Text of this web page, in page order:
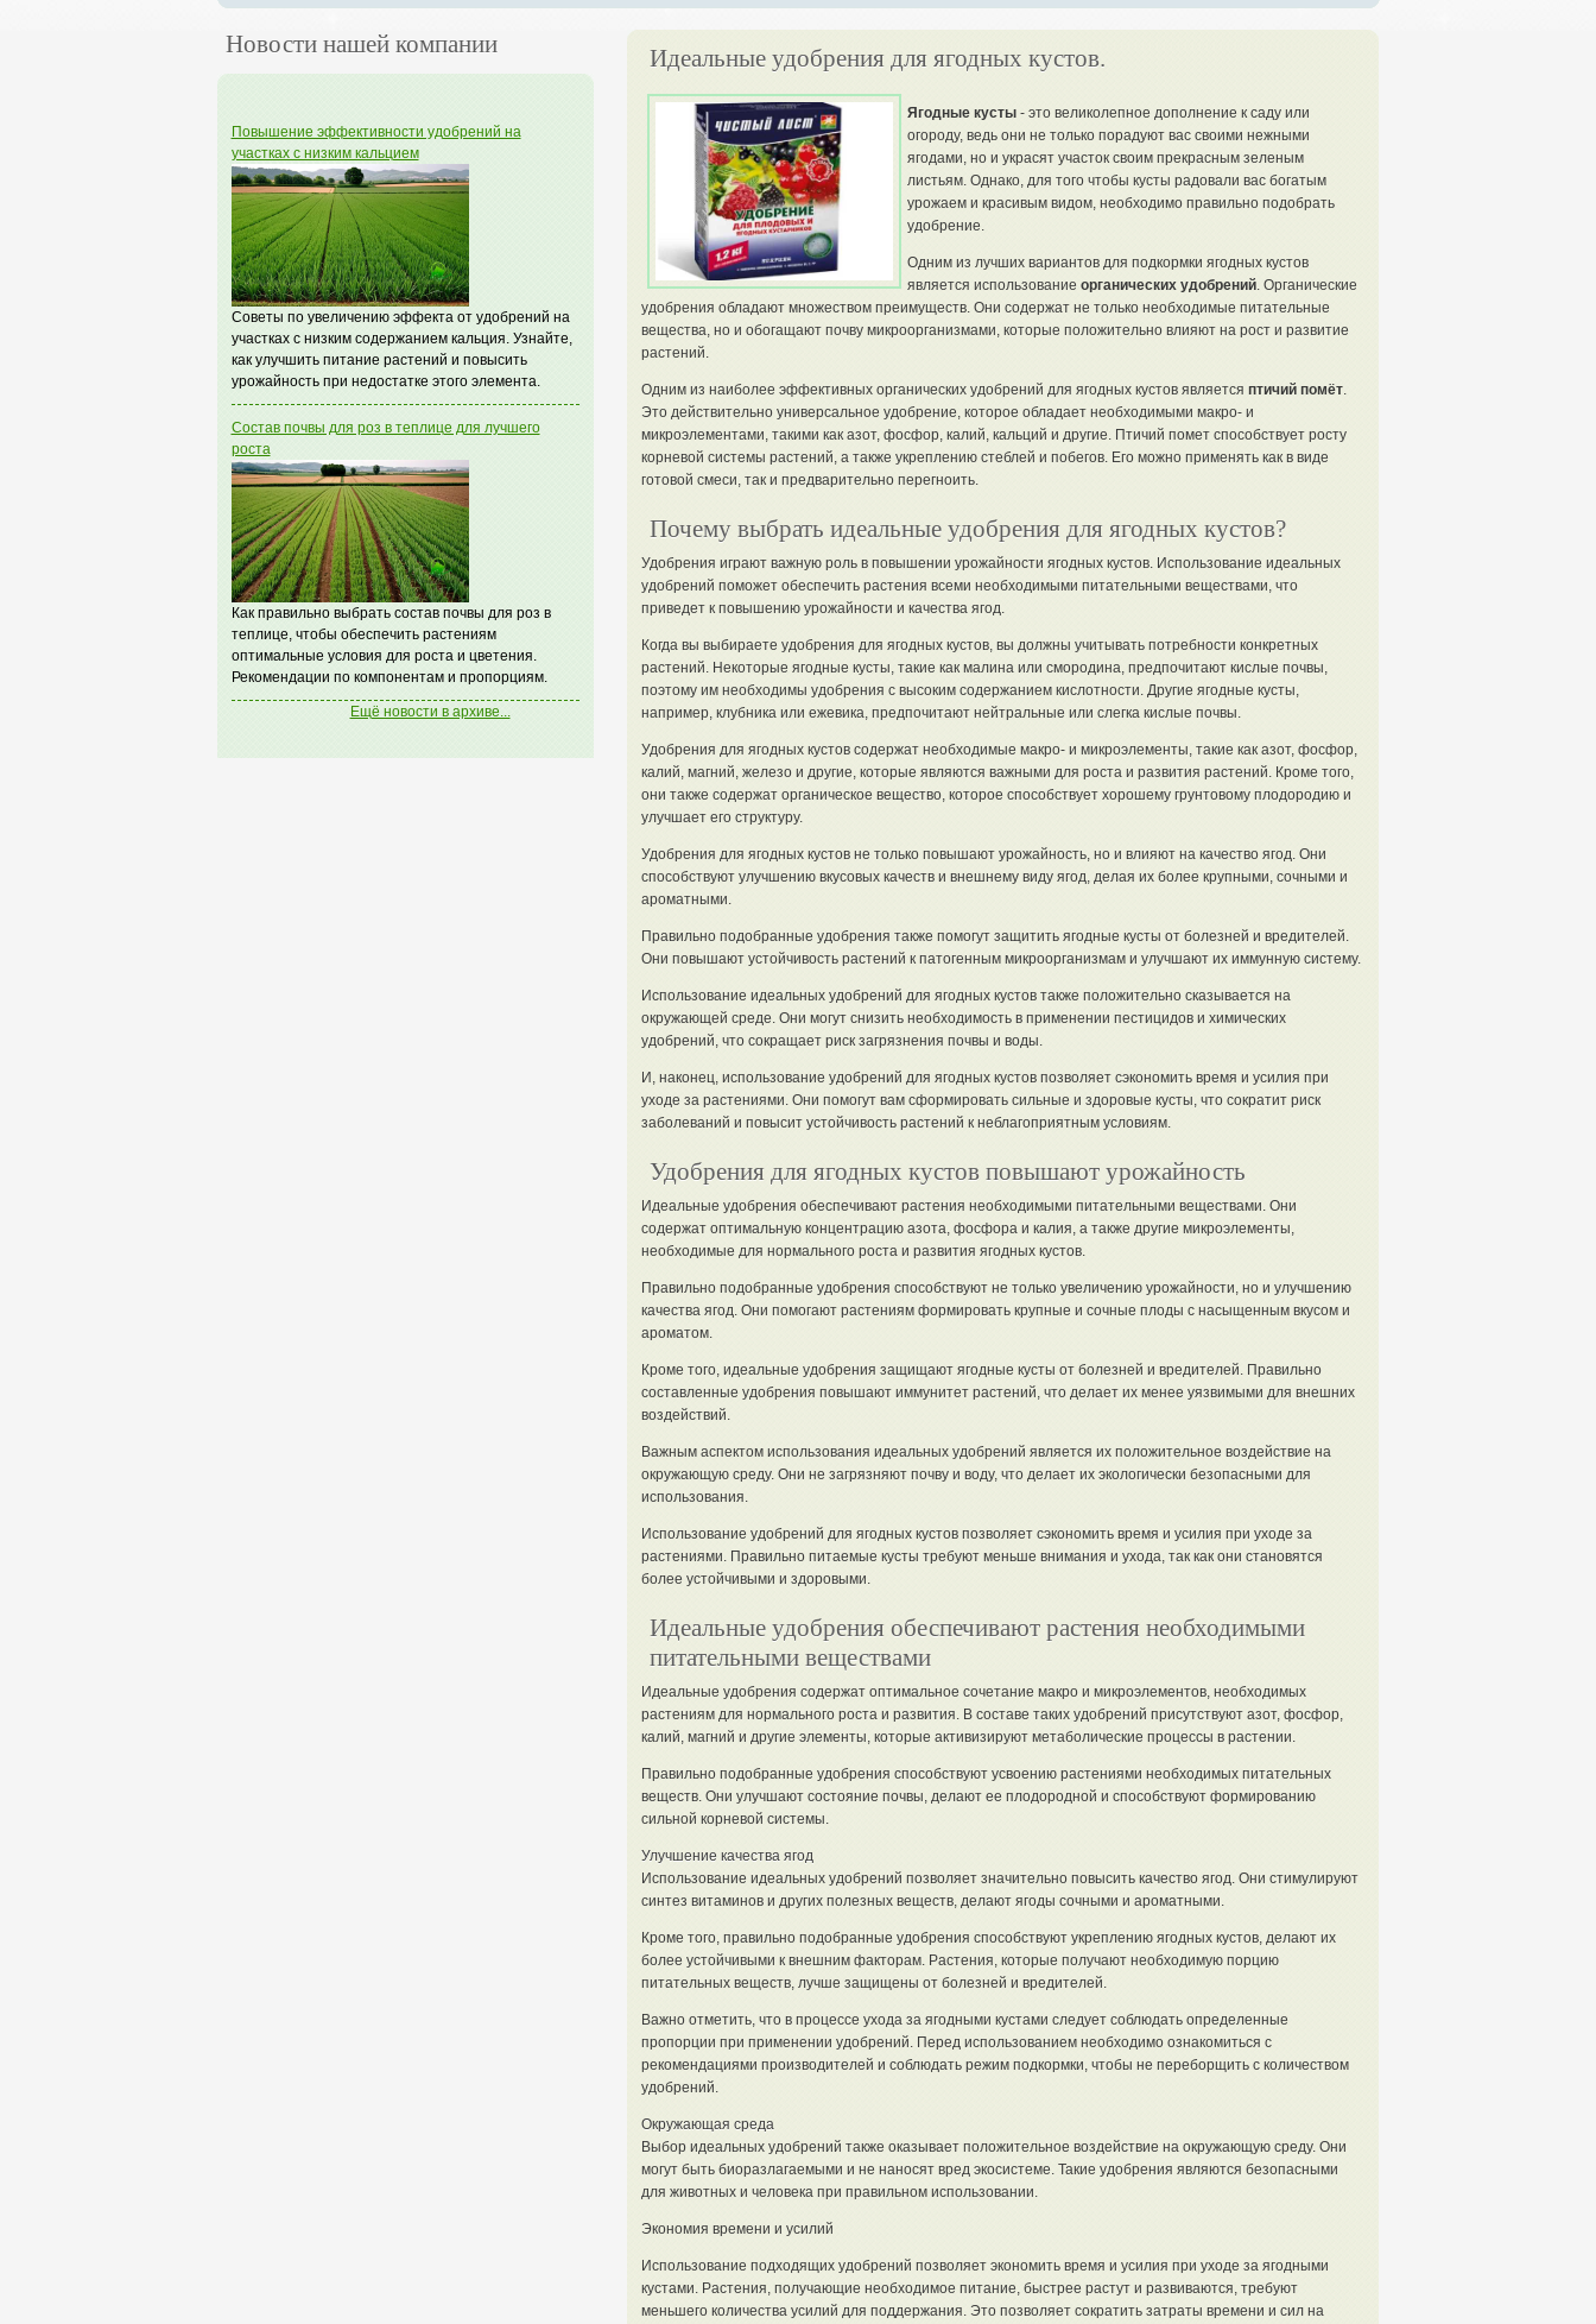
Новости нашей компании
Повышение эффективности удобрений на
участках с низким кальцием
Советы по увеличению эффекта от удобрений на
участках с низким содержанием кальция. Узнайте,
как улучшить питание растений и повысить
урожайность при недостатке этого элемента.
Состав почвы для роз в теплице для лучшего
роста
Как правильно выбрать состав почвы для роз в
теплице, чтобы обеспечить растениям
оптимальные условия для роста и цветения.
Рекомендации по компонентам и пропорциям.
Ещё новости в архиве...
Идеальные удобрения для ягодных кустов.
Ягодные кусты- это великолепное дополнение к саду или
огороду, ведь они не только порадуют вас своими нежными
ягодами, но и украсят участок своим прекрасным зеленым
листьям. Однако, для того чтобы кусты радовали вас богатым
урожаем и красивым видом, необходимо правильно подобрать
удобрение.
Одним из лучших вариантов для подкормки ягодных кустов
является использование органических удобрений. Органические
удобрения обладают множеством преимуществ. Они содержат не только необходимые питательные
вещества, но и обогащают почву микроорганизмами, которые положительно влияют на рост и развитие
растений.
Одним из наиболее эффективных органических удобрений для ягодных кустов является птичий помёт.
Это действительно универсальное удобрение, которое обладает необходимыми макро- и
микроэлементами, такими как азот, фосфор, калий, кальций и другие. Птичий помет способствует росту
корневой системы растений, а также укреплению стеблей и побегов. Его можно применять как в виде
готовой смеси, так и предварительно перегноить.
Почему выбрать идеальные удобрения для ягодных кустов?
Удобрения играют важную роль в повышении урожайности ягодных кустов. Использование идеальных
удобрений поможет обеспечить растения всеми необходимыми питательными веществами, что
приведет к повышению урожайности и качества ягод.
Когда вы выбираете удобрения для ягодных кустов, вы должны учитывать потребности конкретных
растений. Некоторые ягодные кусты, такие как малина или смородина, предпочитают кислые почвы,
поэтому им необходимы удобрения с высоким содержанием кислотности. Другие ягодные кусты,
например, клубника или ежевика, предпочитают нейтральные или слегка кислые почвы.
Удобрения для ягодных кустов содержат необходимые макро- и микроэлементы, такие как азот, фосфор,
калий, магний, железо и другие, которые являются важными для роста и развития растений. Кроме того,
они также содержат органическое вещество, которое способствует хорошему грунтовому плодородию и
улучшает его структуру.
Удобрения для ягодных кустов не только повышают урожайность, но и влияют на качество ягод. Они
способствуют улучшению вкусовых качеств и внешнему виду ягод, делая их более крупными, сочными и
ароматными.
Правильно подобранные удобрения также помогут защитить ягодные кусты от болезней и вредителей.
Они повышают устойчивость растений к патогенным микроорганизмам и улучшают их иммунную систему.
Использование идеальных удобрений для ягодных кустов также положительно сказывается на
окружающей среде. Они могут снизить необходимость в применении пестицидов и химических
удобрений, что сокращает риск загрязнения почвы и воды.
И, наконец, использование удобрений для ягодных кустов позволяет сэкономить время и усилия при
уходе за растениями. Они помогут вам сформировать сильные и здоровые кусты, что сократит риск
заболеваний и повысит устойчивость растений к неблагоприятным условиям.
Удобрения для ягодных кустов повышают урожайность
Идеальные удобрения обеспечивают растения необходимыми питательными веществами. Они
содержат оптимальную концентрацию азота, фосфора и калия, а также другие микроэлементы,
необходимые для нормального роста и развития ягодных кустов.
Правильно подобранные удобрения способствуют не только увеличению урожайности, но и улучшению
качества ягод. Они помогают растениям формировать крупные и сочные плоды с насыщенным вкусом и
ароматом.
Кроме того, идеальные удобрения защищают ягодные кусты от болезней и вредителей. Правильно
составленные удобрения повышают иммунитет растений, что делает их менее уязвимыми для внешних
воздействий.
Важным аспектом использования идеальных удобрений является их положительное воздействие на
окружающую среду. Они не загрязняют почву и воду, что делает их экологически безопасными для
использования.
Использование удобрений для ягодных кустов позволяет сэкономить время и усилия при уходе за
растениями. Правильно питаемые кусты требуют меньше внимания и ухода, так как они становятся
более устойчивыми и здоровыми.
Идеальные удобрения обеспечивают растения необходимыми
питательными веществами
Идеальные удобрения содержат оптимальное сочетание макро и микроэлементов, необходимых
растениям для нормального роста и развития. В составе таких удобрений присутствуют азот, фосфор,
калий, магний и другие элементы, которые активизируют метаболические процессы в растении.
Правильно подобранные удобрения способствуют усвоению растениями необходимых питательных
веществ. Они улучшают состояние почвы, делают ее плодородной и способствуют формированию
сильной корневой системы.
Улучшение качества ягод
Использование идеальных удобрений позволяет значительно повысить качество ягод. Они стимулируют
синтез витаминов и других полезных веществ, делают ягоды сочными и ароматными.
Кроме того, правильно подобранные удобрения способствуют укреплению ягодных кустов, делают их
более устойчивыми к внешним факторам. Растения, которые получают необходимую порцию
питательных веществ, лучше защищены от болезней и вредителей.
Важно отметить, что в процессе ухода за ягодными кустами следует соблюдать определенные
пропорции при применении удобрений. Перед использованием необходимо ознакомиться с
рекомендациями производителей и соблюдать режим подкормки, чтобы не переборщить с количеством
удобрений.
Окружающая среда
Выбор идеальных удобрений также оказывает положительное воздействие на окружающую среду. Они
могут быть биоразлагаемыми и не наносят вред экосистеме. Такие удобрения являются безопасными
для животных и человека при правильном использовании.
Экономия времени и усилий
Использование подходящих удобрений позволяет экономить время и усилия при уходе за ягодными
кустами. Растения, получающие необходимое питание, быстрее растут и развиваются, требуют
меньшего количества усилий для поддержания. Это позволяет сократить затраты времени и сил на